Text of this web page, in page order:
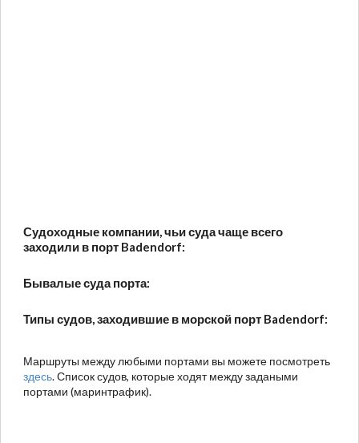
Судоходные компании, чьи суда чаще всего
заходили в порт Badendorf:
Бывалые суда порта:
Типы судов, заходившие в морской порт Badendorf:
Маршруты между любыми портами вы можете посмотреть
здесь. Список судов, которые ходят между задаными
портами (маринтрафик).